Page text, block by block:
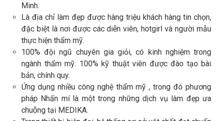
Minh.
Là địa chỉ làm đẹp được hàng triệu khách hàng tin chọn,
đặc biệt là nơi được các diễn viên, hotgirl và người mẫu
thực hiện thẩm mỹ.
100% đội ngũ chuyên gia giỏi, có kinh nghiệm trong
ngành thẩm mỹ. 100% kỹ thuật viên được đào tạo bài
bản, chính quy.
Ứng dụng nhiều công nghệ thẩm mỹ , trong đó phương
pháp Nhấn mí là một trong những dịch vụ làm đẹp ưa
chuộng tại MEDIKA.